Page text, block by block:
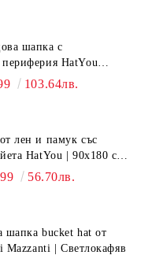
шапка с
периферия HatYou
103.64лв.
лен и памук със
HatYou | 90x180 см |
56.70лв.
шапка bucket hat от
Mazzanti | Светлокафяв